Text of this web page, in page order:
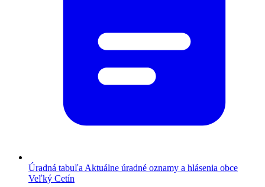
Úradná tabuľa Aktuálne úradné oznamy a hlásenia obce
Veľký Cetín